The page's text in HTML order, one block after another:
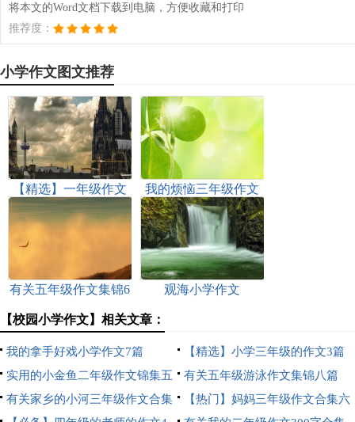
将本文的Word文档下载到电脑，方便收藏和打印
推荐度：
小学作文图文推荐
【精选】一年级作文
集锦6篇
我的烦恼三年级作文
有关五年级作文集锦6
观海小学作文
【校园小学作文】相关文章：
我的拿手好戏小学作文7篇
【精选】小学三年级的作文3篇
实用的小金鱼二年级作文锦集五
篇
有关五年级游泳作文集锦八篇
有关家乡的小河三年级作文合集
【热门】妈妈三年级作文合集六